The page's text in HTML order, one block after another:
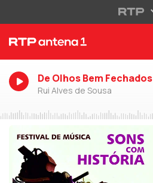
De Olhos Bem Fechados
Rui Alves de Sousa